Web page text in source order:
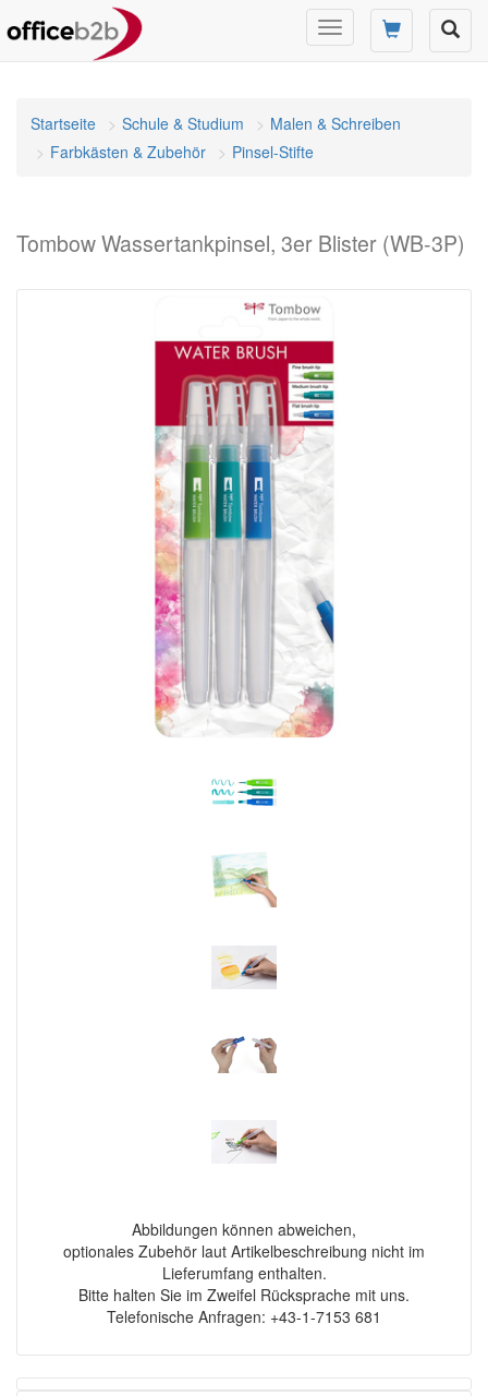
Navigation
umschalten
Startseite Schule & Studium
Malen & Schreiben
Farbkästen & Zubehör
Pinsel-Stifte
Tombow Wassertankpinsel, 3er Blister (WB-3P)
Abbildungen können abweichen,
optionales Zubehör laut Artikelbeschreibung nicht im
Lieferumfang enthalten.
Bitte halten Sie im Zweifel Rücksprache mit uns.
Telefonische Anfragen: +43-1-7153 681